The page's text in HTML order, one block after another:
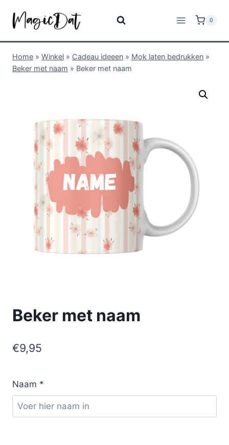
0
Home » Winkel » Cadeau ideeen » Mok laten bedrukken »
Beker met naam » Beker met naam
Beker met naam
€9,95
Naam *